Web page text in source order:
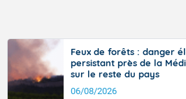
Feux de forêts : danger
persistant près de la
sur le reste du pays
06/08/2026